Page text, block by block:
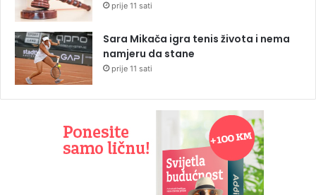
prije 11 sati
Sara Mikača igra tenis života i nema
namjeru da stane
prije 11 sati